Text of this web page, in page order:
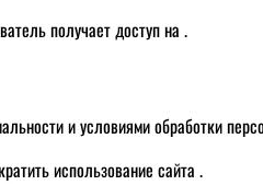
получает доступ на .
и условиями обработки
использование сайта .